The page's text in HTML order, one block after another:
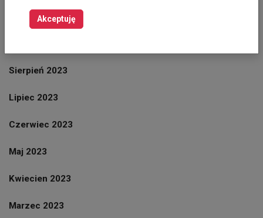
Październik 2023
Sierpień 2023
Lipiec 2023
Czerwiec 2023
Maj 2023
Kwiecien 2023
Marzec 2023
Akceptuję